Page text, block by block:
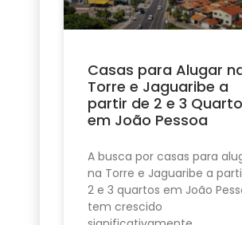
Casas para Alugar
Torre e Jaguaribe a
partir de 2 e 3
em João Pessoa
A busca por casas para
na Torre e Jaguaribe a
2 e 3 quartos em João
tem crescido